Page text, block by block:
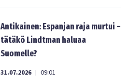
Antikainen: Espanjan raja murtui –
tätäkö Lindtman haluaa
Suomelle?
31.07.2026 | 09:01